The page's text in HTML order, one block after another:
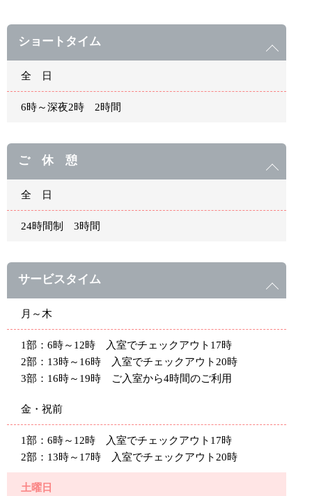
ショートタイム
全 日
6時～深夜2時 2時間
ご 休 憩
全 日
24時間制 3時間
サービスタイム
月～木
1部：6時～12時 入室でチェックアウト17時
2部：13時～16時 入室でチェックアウト20時
3部：16時～19時 ご入室から4時間のご利用
金・祝前
1部：6時～12時 入室でチェックアウト17時
2部：13時～17時 入室でチェックアウト20時
土曜日